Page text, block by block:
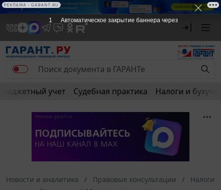
Бюджетный учет Судебная практика Налоги и
Новости и аналитика Правовые консультации
Налоги
1 Автоматическое закрытие баннера через
РЕКЛАМА • GARANT.RU